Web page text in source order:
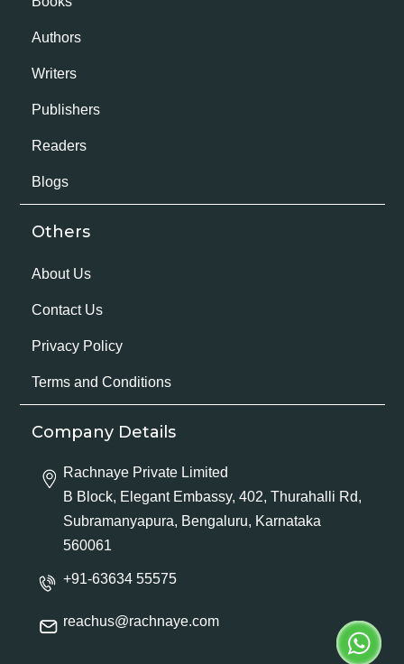
Authors
Writers
Publishers
Readers
Blogs
Others
About Us
Contact Us
Privacy Policy
Terms and Conditions
Company Details
Rachnaye Private Limited
B Block, Elegant Embassy, 402, Thurahalli Rd,
Subramanyapura, Bengaluru, Karnataka
560061
+91-63634 55575
reachus@rachnaye.com